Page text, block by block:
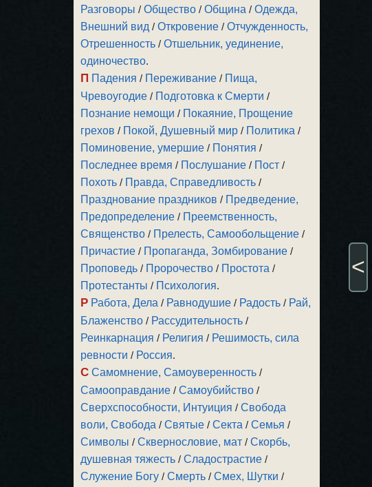
Разговоры /Общество /Община /Одежда,
Внешний вид /Откровение /Отчужденность,
Отрешенность /Отшельник, уединение,
одиночество.
П Падения / Переживание / Пища,
Чревоугодие / Подготовка к Смерти /
Познание немощи / Покаяние, Прощение
грехов / Покой, Душевный мир / Политика /
Поминовение, умершие / Понятия /
Последнее время / Послушание / Пост /
Похоть / Правда, Справедливость /
Празднование праздников / Предведение,
Предопределение / Преемственность,
Священство / Прелесть, Самообольщение /
Причастие / Пропаганда, Зомбирование /
Проповедь / Пророчество / Простота /
Протестанты / Психология.
Р Работа, Дела / Равнодушие / Радость / Рай,
Блаженство / Рассудительность /
Реинкарнация / Религия / Решимость, сила
ревности / Россия.
С Самомнение, Самоуверенность /
Самооправдание /Самоубийство /
Сверхспособности, Интуиция /Свобода
воли, Свобода /Святые /Секта /Семья /
Символы /Сквернословие, мат /Скорбь,
душевная тяжесть /Сладострастие /
Служение Богу /Смерть /Смех, Шутки /
<